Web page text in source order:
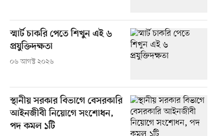
স্মার্ট চাকরি পেতে শিখুন এই ৬
প্রযুক্তিদক্ষতা
০৬ আগস্ট ২০২৬
স্থানীয় সরকার বিভাগে বেসরকারি
আইনজীবী নিয়োগে সংশোধন,
পদ কমল ১টি